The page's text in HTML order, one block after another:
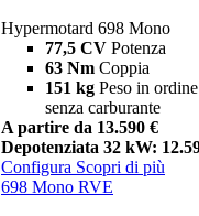
Hypermotard 698 Mono
77,5 CV Potenza
63 Nm Coppia
151 kg Peso in
senza carburante
A partire da 13.590 €
Depotenziata 32 kW:
Configura Scopri di più
698 Mono RVE